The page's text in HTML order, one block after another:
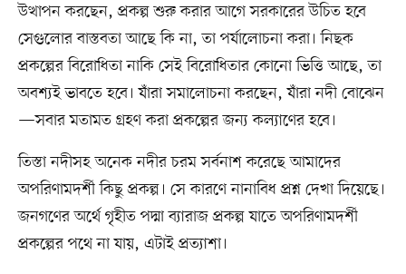
উত্থাপন করছেন, প্রকল্প শুরু করার আগে সরকারের উচিত হবে
সেগুলোর বাস্তবতা আছে কি না, তা পর্যালোচনা করা। নিছক
প্রকল্পের বিরোধিতা নাকি সেই বিরোধিতার কোনো ভিত্তি আছে, তা
অবশ্যই ভাবতে হবে। যাঁরা সমালোচনা করছেন, যাঁরা নদী বোঝেন
—সবার মতামত গ্রহণ করা প্রকল্পের জন্য কল্যাণের হবে।
তিস্তা নদীসহ অনেক নদীর চরম সর্বনাশ করেছে আমাদের
অপরিণামদর্শী কিছু প্রকল্প। সে কারণে নানাবিধ প্রশ্ন দেখা দিয়েছে।
জনগণের অর্থে গৃহীত পদ্মা ব্যারাজ প্রকল্প যাতে অপরিণামদর্শী
প্রকল্পের পথে না যায়, এটাই প্রত্যাশা।